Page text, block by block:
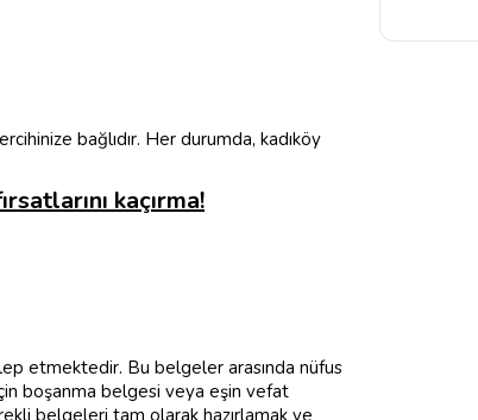
bağlıdır. Her durumda, kadıköy
kaçırma!
etmektedir. Bu belgeler arasında nüfus
boşanma belgesi veya eşin vefat